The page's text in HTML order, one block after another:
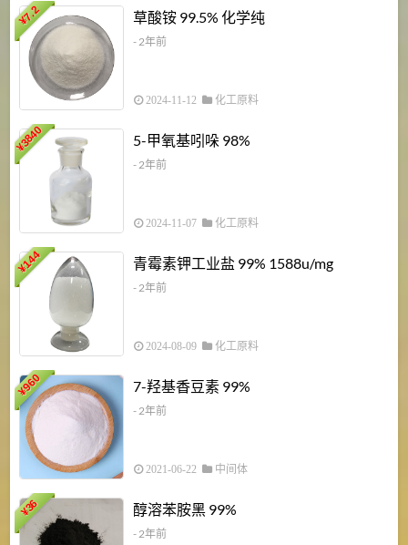
¥
7.2 草酸铵 99.5% 化学纯
- 2年前
2024-11-12 化工原料
¥
3840 5-甲氧基吲哚 98%
- 2年前
2024-11-07 化工原料
¥
144 青霉素钾工业盐 99% 1588u/mg
- 2年前
2024-08-09 化工原料
¥
960 7-羟基香豆素 99%
- 2年前
2021-06-22 中间体
¥
36 醇溶苯胺黑 99%
- 2年前